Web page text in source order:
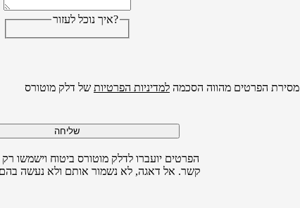
?איך נוכל לעזור
מסירת הפרטים מהווה הסכמה למדיניות הפרטיות של דלק מוטורס
שליחה
הפרטים יועברו לדלק מוטורס ביטוח וישמשו רק
קשר. אל דאגה, לא נשמור אותם ולא נעשה בהם